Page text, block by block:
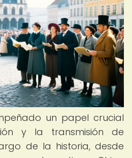
un papel crucial
y la transmisión de
de la historia, desde